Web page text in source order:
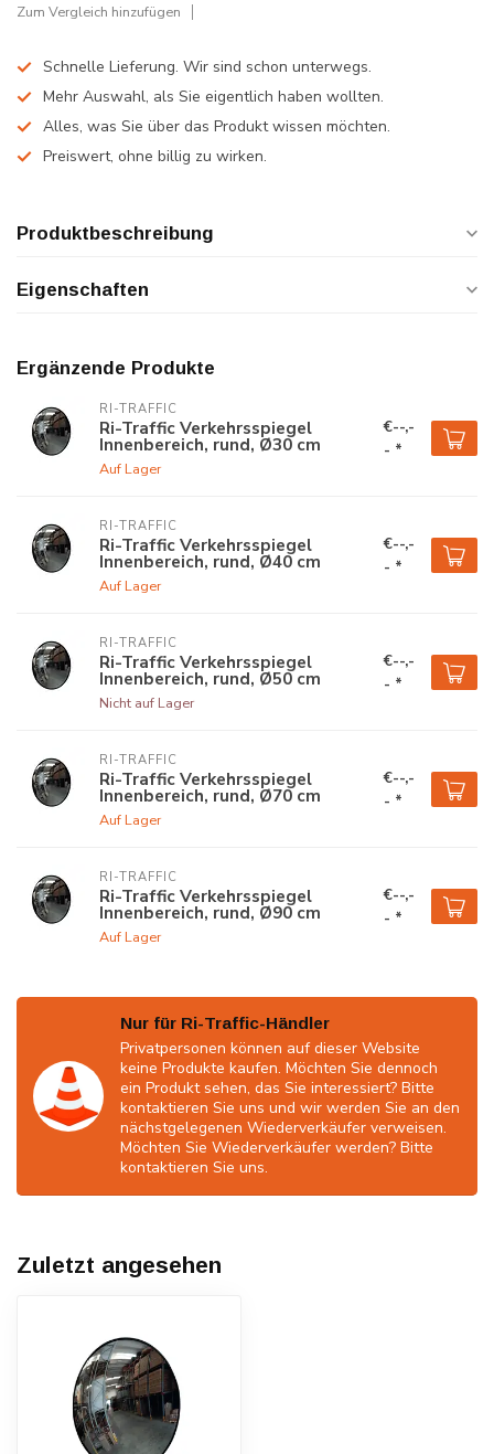
Zum Vergleich hinzufügen
Schnelle Lieferung. Wir sind schon unterwegs.
Mehr Auswahl, als Sie eigentlich haben wollten.
Alles, was Sie über das Produkt wissen möchten.
Preiswert, ohne billig zu wirken.
Produktbeschreibung
Eigenschaften
Ergänzende Produkte
RI-TRAFFIC
Ri-Traffic Verkehrsspiegel
Innenbereich, rund, Ø30 cm
Auf Lager
€--,-
- *
RI-TRAFFIC
Ri-Traffic Verkehrsspiegel
Innenbereich, rund, Ø40 cm
Auf Lager
€--,-
- *
RI-TRAFFIC
Ri-Traffic Verkehrsspiegel
Innenbereich, rund, Ø50 cm
Nicht auf Lager
€--,-
- *
RI-TRAFFIC
Ri-Traffic Verkehrsspiegel
Innenbereich, rund, Ø70 cm
Auf Lager
€--,-
- *
RI-TRAFFIC
Ri-Traffic Verkehrsspiegel
Innenbereich, rund, Ø90 cm
Auf Lager
€--,-
- *
Nur für Ri-Traffic-Händler
Privatpersonen können auf dieser Website
keine Produkte kaufen. Möchten Sie dennoch
ein Produkt sehen, das Sie interessiert? Bitte
kontaktieren Sie uns und wir werden Sie an den
nächstgelegenen Wiederverkäufer verweisen.
Möchten Sie Wiederverkäufer werden? Bitte
kontaktieren Sie uns.
Zuletzt angesehen